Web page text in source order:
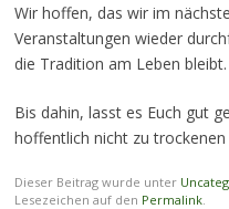
Wir hoffen, das wir im
Veranstaltungen wieder
die Tradition am Leben bleibt.
Bis dahin, lasst es Euch gut
hoffentlich nicht zu
Dieser Beitrag wurde unter
Lesezeichen auf den Permalink.